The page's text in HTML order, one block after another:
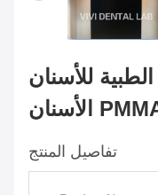
للأسنان
تفاصيل المنتج